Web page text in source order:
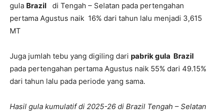
gula Brazil di Tengah – Selatan pada pertengahan
pertama Agustus naik 16% dari tahun lalu menjadi 3,615
MT
Juga jumlah tebu yang digiling dari pabrik gula Brazil
pada pertengahan pertama Agustus naik 55% dari 49.15%
dari tahun lalu pada periode yang sama.
Hasil gula kumulatif di 2025-26 di Brazil Tengah – Selatan